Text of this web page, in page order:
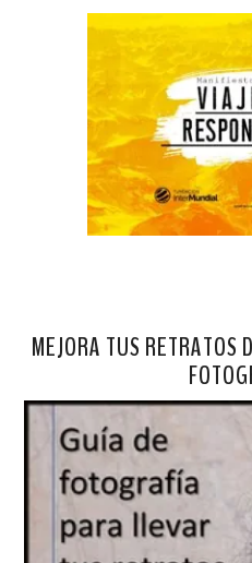
MEJORA TUS RETRATOS